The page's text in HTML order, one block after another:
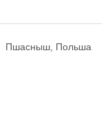
Пшасныш, Польша